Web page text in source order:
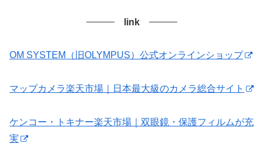
link
OM SYSTEM（旧OLYMPUS）公式オンラインショップ
マップカメラ楽天市場｜日本最大級のカメラ総合サイト
ケンコー・トキナー楽天市場｜双眼鏡・保護フィルムが充
実